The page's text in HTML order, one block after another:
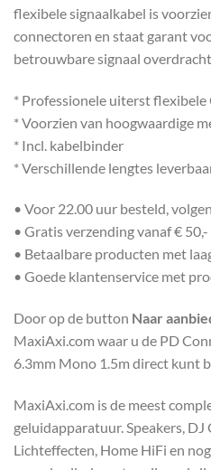
flexibele signaalkabel is
connectoren en staat garant
betrouwbare signaal
* Professionele uiterst flexibele
* Voorzien van hoogwaardige
* Incl. kabelbinder
* Verschillende lengtes
• Voor 22.00 uur besteld,
• Gratis verzending vanaf € 50,-
• Betaalbare producten met
• Goede klantenservice met
Door op de button Naar
MaxiAxi.com waar u de PD
6.3mm Mono 1.5m direct kunt
MaxiAxi.com is de meest
geluidapparatuur. Speakers, DJ
Lichteffecten, Home HiFi en